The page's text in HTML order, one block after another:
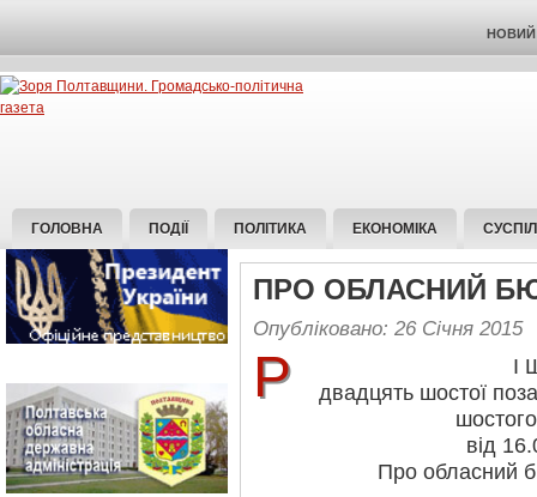
НОВИЙ
ГОЛОВНА ПОДІЇ ПОЛІТИКА ЕКОНОМІКА
ПРО ОБЛАСНИЙ
Опубліковано: 26 Січня 2015
Р
І
двадцять шостої
від
Про обласний